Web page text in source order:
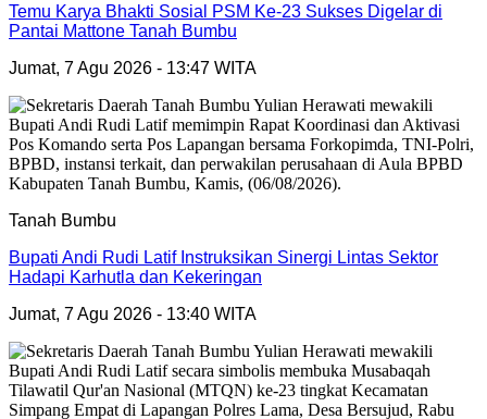
Temu Karya Bhakti Sosial PSM Ke-23 Sukses Digelar di
Pantai Mattone Tanah Bumbu
Jumat, 7 Agu 2026 - 13:47 WITA
Tanah Bumbu
Bupati Andi Rudi Latif Instruksikan Sinergi Lintas Sektor
Hadapi Karhutla dan Kekeringan
Jumat, 7 Agu 2026 - 13:40 WITA